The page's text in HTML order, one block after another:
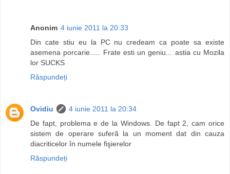
Anonim 4 iunie 2011 la 20:33
Din cate stiu eu la PC nu credeam ca poate sa existe
asemena porcarie..... Frate esti un geniu... astia cu Mozila
lor SUCKS
Răspundeți
Ovidiu
4 iunie 2011 la 20:34
De fapt, problema e de la Windows. De fapt 2, cam orice
sistem de operare suferă la un moment dat din cauza
diacriticelor în numele fişierelor
Răspundeți